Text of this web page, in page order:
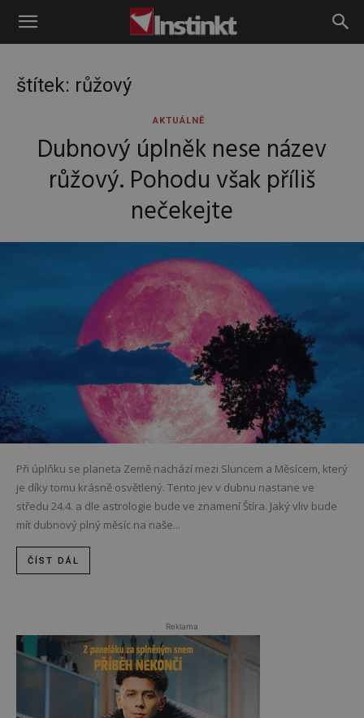
Instinkt
štítek: růžový
AKTUÁLNĚ
Dubnový úplněk nese název
růžový. Pohodu však příliš
nečekejte
Při úplňku se planeta Země nachází mezi Sluncem a Měsícem, který
je díky tomu krásně osvětlený. Tento jev v dubnu nastane ve
středu 24.4. a dle astrologie bude ve znamení Štíra. Jaký vliv bude
mít dubnový plný měsíc na naše...
ČÍST DÁL
Reklama